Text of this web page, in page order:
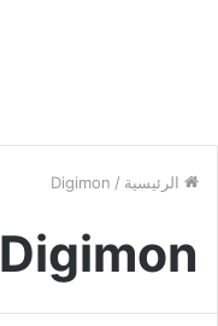
الرئيسية /
Digimon
Digimon